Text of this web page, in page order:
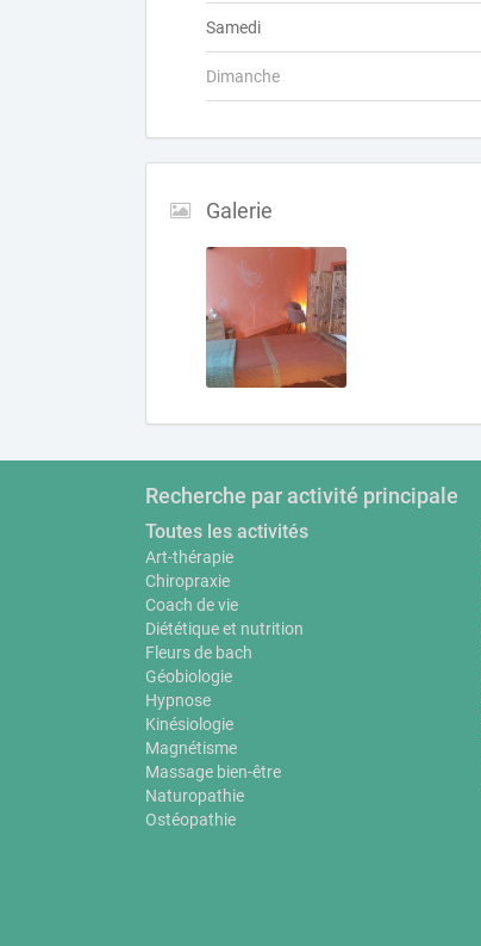
Samedi
Dimanche
Galerie
Recherche par activité principale
Toutes les activités
Art-thérapie
Chiropraxie
Coach de vie
Diététique et nutrition
Fleurs de bach
Géobiologie
Hypnose
Kinésiologie
Magnétisme
Massage bien-être
Naturopathie
Ostéopathie